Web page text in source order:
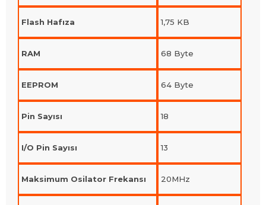
Flash Hafıza 1,75 KB
RAM 68 Byte
EEPROM 64 Byte
Pin Sayısı 18
I/O Pin Sayısı 13
Maksimum Osilator Frekansı 20MHz